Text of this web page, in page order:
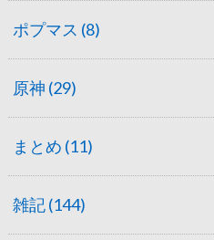
ポプマス (8)
原神 (29)
まとめ (11)
雑記(144)